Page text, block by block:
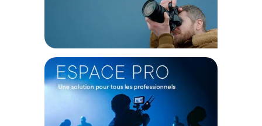
Sennheiser CHG 2 EU Double chargeur pour BA10 et BA30
Offre valable jusqu'au 07-08-2026 inclus.
Code EAN Sennheiser CHG 2 EU Double chargeur pour BA10
et BA30 - Chargeur de batterie - Achat & prix :